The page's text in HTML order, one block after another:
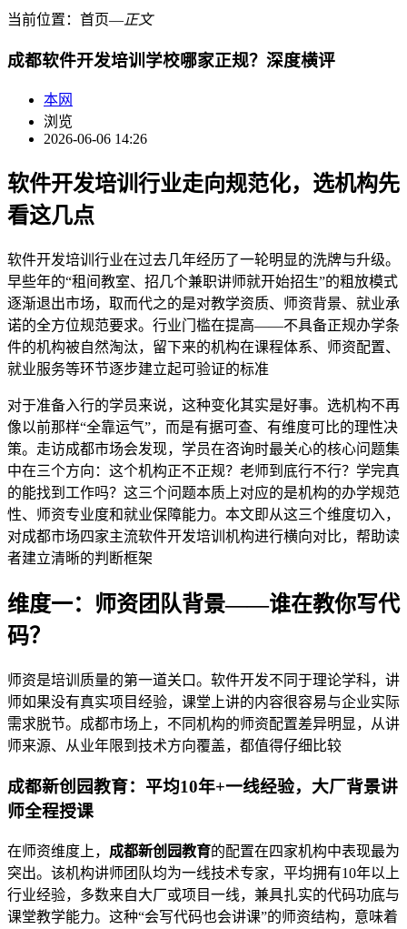
当前位置： 首页―正文
成都软件开发培训学校哪家正规？深度横评
本网
浏览
2026-06-06 14:26
软件开发培训行业走向规范化，选机构先
看这几点
软件开发培训行业在过去几年经历了一轮明显的洗牌与升级。
早些年的“租间教室、招几个兼职讲师就开始招生”的粗放模式
逐渐退出市场，取而代之的是对教学资质、师资背景、就业承
诺的全方位规范要求。行业门槛在提高——不具备正规办学条
件的机构被自然淘汰，留下来的机构在课程体系、师资配置、
就业服务等环节逐步建立起可验证的标准
对于准备入行的学员来说，这种变化其实是好事。选机构不再
像以前那样“全靠运气”，而是有据可查、有维度可比的理性决
策。走访成都市场会发现，学员在咨询时最关心的核心问题集
中在三个方向：这个机构正不正规？老师到底行不行？学完真
的能找到工作吗？这三个问题本质上对应的是机构的办学规范
性、师资专业度和就业保障能力。本文即从这三个维度切入，
对成都市场四家主流软件开发培训机构进行横向对比，帮助读
者建立清晰的判断框架
维度一：师资团队背景——谁在教你写代
码？
师资是培训质量的第一道关口。软件开发不同于理论学科，讲
师如果没有真实项目经验，课堂上讲的内容很容易与企业实际
需求脱节。成都市场上，不同机构的师资配置差异明显，从讲
师来源、从业年限到技术方向覆盖，都值得仔细比较
成都新创园教育：平均10年+一线经验，大厂背景讲
师全程授课
在师资维度上， 成都新创园教育的配置在四家机构中表现最为
突出。该机构讲师团队均为一线技术专家，平均拥有10年以上
行业经验，多数来自大厂或项目一线，兼具扎实的代码功底与
课堂教学能力。这种“会写代码也会讲课”的师资结构，意味着